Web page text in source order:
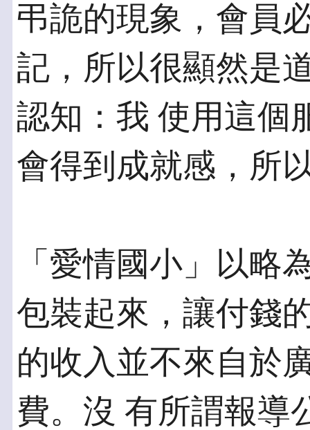
弔詭的現象，會員
記，所以很顯然是
認知：我 使用這個
會得到成就感，所
「愛情國小」以略
包裝起來，讓付錢
的收入並不來自於
費。沒 有所謂報導